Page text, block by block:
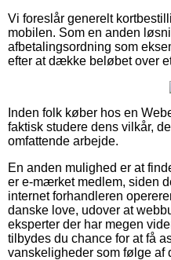
Vi foreslår generelt
mobilen. Som en anden
afbetalingsordning som
efter at dække beløbet over
Inden folk køber hos en
faktisk studere dens vilkår,
omfattende arbejde.
En anden mulighed er at
er e-mærket medlem, siden
internet forhandleren
danske love, udover at
eksperter der har megen
tilbydes du chance for at få
vanskeligheder som følge af